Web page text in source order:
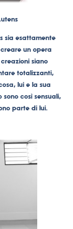
sia esattamente
un opera
siano
totalizzanti,
lui e la sua
così sensuali,
parte di lui.